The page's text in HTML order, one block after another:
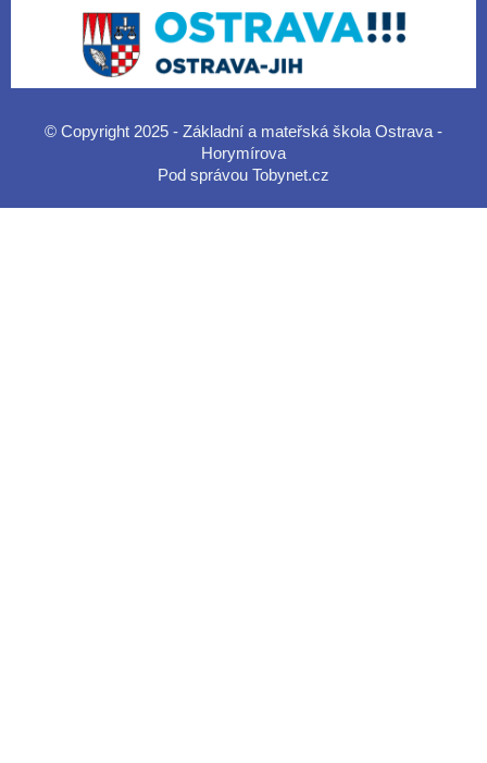
© Copyright 2025 - Základní a mateřská škola Ostrava -
Horymírova
Pod správou Tobynet.cz